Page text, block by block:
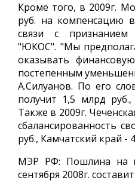
Кроме того, в 2009г.
руб. на компенсацию
связи с
"ЮКОС". "Мы
оказывать
постепенным
А.Силуанов. По его
получит 1,5 млрд
Также в 2009г.
сбалансированность
руб., Камчатский край -
МЭР РФ: Пошлина на
сентября 2008г.